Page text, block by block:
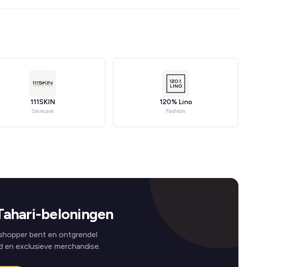
111SKIN
Skincare
120% Lino
Fashion
beloningen
bent en ontgrendel
exclusieve merchandise.